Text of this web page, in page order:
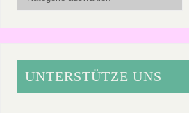
UNTERSTÜTZE UNS